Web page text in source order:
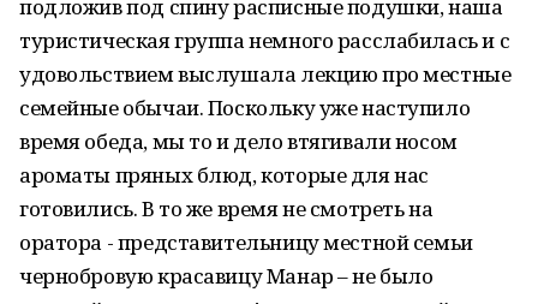
подложив под спину расписные подушки, наша
туристическая группа немного расслабилась и с
удовольствием выслушала лекцию про местные
семейные обычаи. Поскольку уже наступило
время обеда, мы то и дело втягивали носом
ароматы пряных блюд, которые для нас
готовились. В то же время не смотреть на
оратора - представительницу местной семьи
чернобровую красавицу Манар – не было